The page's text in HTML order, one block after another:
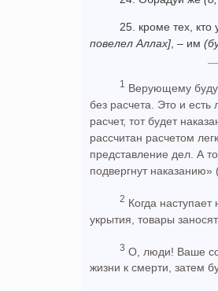
25. кроме тех,
повелел Аллах], – им
1
Верующему
без расчета. Это и есть
расчет, тот будет
рассчитан расчетом
представление дел. А
подвергнут
2 Когда
укрытия, товары
3 О, люди! Ваше
жизни к смерти, затем